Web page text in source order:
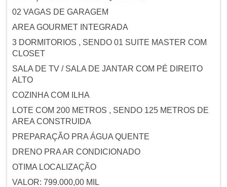
02 VAGAS DE GARAGEM
AREA GOURMET INTEGRADA
3 DORMITORIOS , SENDO 01 SUITE MASTER COM
CLOSET
SALA DE TV / SALA DE JANTAR COM PÉ DIREITO
ALTO
COZINHA COM ILHA
LOTE COM 200 METROS , SENDO 125 METROS DE
AREA CONSTRUIDA
PREPARAÇÃO PRA ÁGUA QUENTE
DRENO PRA AR CONDICIONADO
OTIMA LOCALIZAÇÃO
VALOR: 799.000,00 MIL